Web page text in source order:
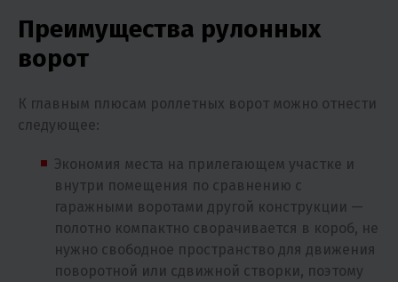
Преимущества рулонных
ворот
К главным плюсам роллетных ворот можно отнести
следующее:
Экономия места на прилегающем участке и
внутри помещения по сравнению с
гаражными воротами другой конструкции —
полотно компактно сворачивается в короб, не
нужно свободное пространство для движения
поворотной или сдвижной створки, поэтому